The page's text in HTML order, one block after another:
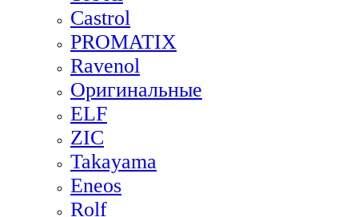
Castrol
PROMATIX
Ravenol
Оригинальные
ELF
ZIC
Takayama
Eneos
Rolf